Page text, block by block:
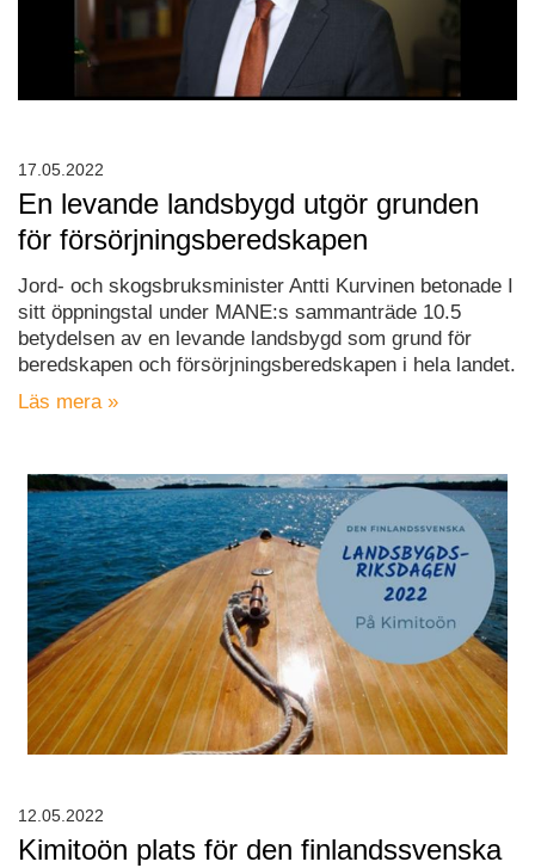
En levande landsbygd utgör grunden
för försörjningsberedskapen
Jord- och skogsbruksminister Antti Kurvinen betonade I
sitt öppningstal under MANE:s sammanträde 10.5
betydelsen av en levande landsbygd som grund för
beredskapen och försörjningsberedskapen i hela landet.
Läs mera »
17.05.2022
Kimitoön plats för den finlandssvenska
12.05.2022